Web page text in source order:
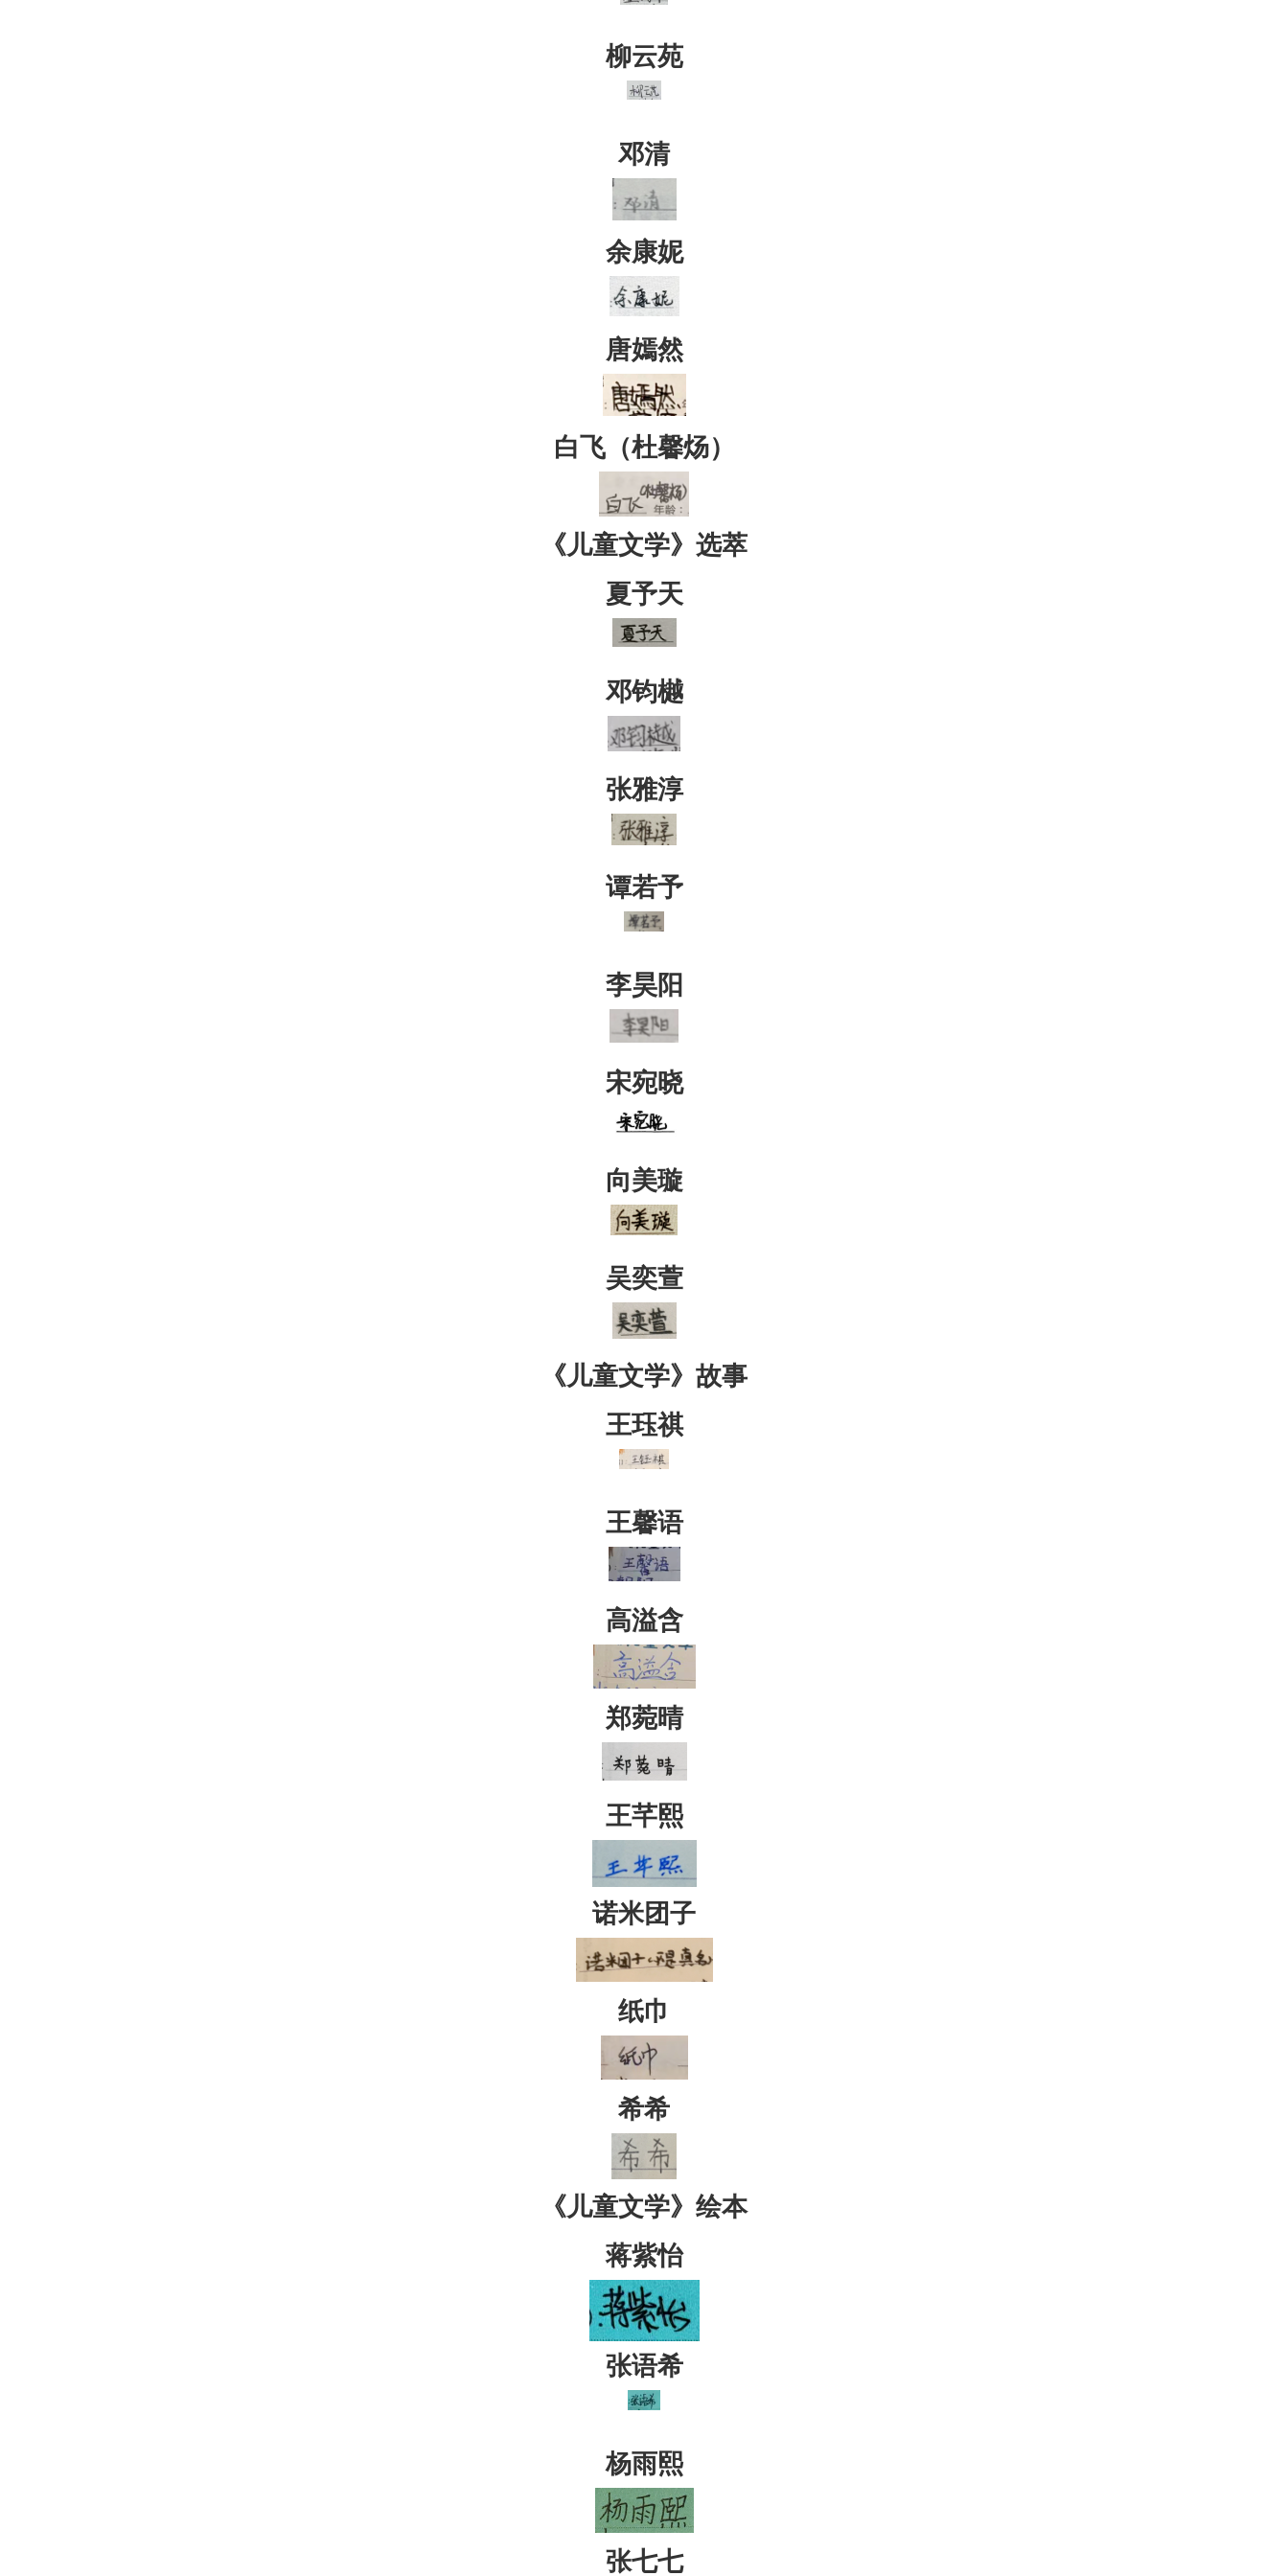
柳云苑
邓清
余康妮
唐嫣然
白飞（杜馨炀）
《儿童文学》选萃
夏予天
邓钧樾
张雅淳
谭若予
李昊阳
宋宛晓
向美璇
吴奕萱
《儿童文学》故事
王珏祺
王馨语
高溢含
郑菀晴
王芊熙
诺米团子
纸巾
希希
《儿童文学》绘本
蒋紫怡
张语希
杨雨熙
张七七